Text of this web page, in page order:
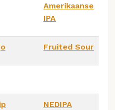
Amerikaanse
IPA
Fruited Sour
NEDIPA